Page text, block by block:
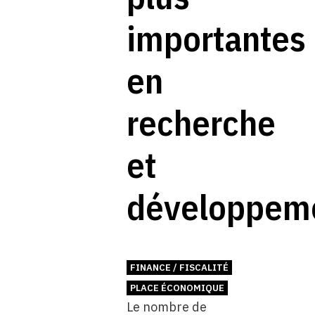
importantes
en
recherche
et
FINANCE / FISCALITÉ
PLACE ÉCONOMIQUE
Le nombre de